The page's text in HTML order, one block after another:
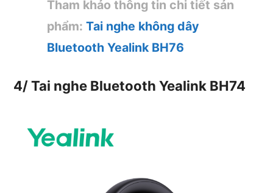
Tham khảo thông tin chi tiết sản
phẩm:Tai nghe không dây
Bluetooth Yealink BH76
4/Tai nghe BluetoothYealink BH74